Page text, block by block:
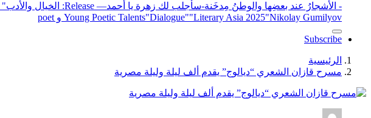
- الأشجارُ عند بعضِها والوطنُ مِدخَنة-سأجلب لك زهرة يا أحمد— Release : الخيال والأدب" inviting poets and writers from around the world to participate in Kazakh
Young Poetic Talents"Dialogue""Literary Asia 2025"Nikolay Gumilyov و poet
Subscribe
الرئيسية
مسرح قازان الشعري “ديالوج” يقدم ألف ليلة وليلة مصرية